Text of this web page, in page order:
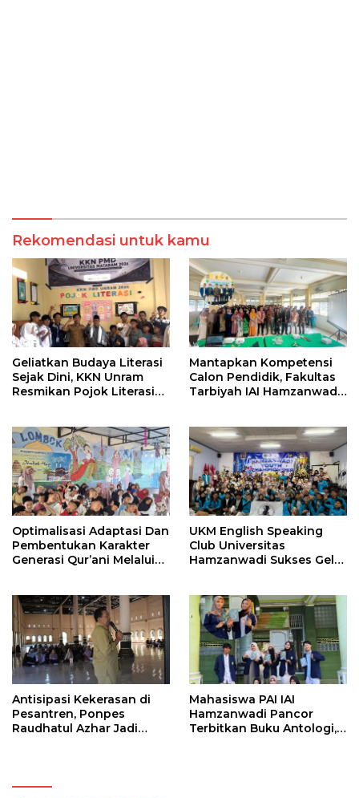
Rekomendasi untuk kamu
Geliatkan Budaya Literasi
Sejak Dini, KKN Unram
Resmikan Pojok Literasi
Mantapkan Kompetensi
Calon Pendidik, Fakultas
Tarbiyah IAI Hamzanwadi
Optimalisasi Adaptasi Dan
Pembentukan Karakter
Generasi Qur’ani Melalui
Tahun Ajaran 2026/2027
UKM English Speaking
Club Universitas
Hamzanwadi Sukses Gelar
Hadirkan Ratusan Peserta
dari Seluruh Indonesia
Antisipasi Kekerasan di
Pesantren, Ponpes
Raudhatul Azhar Jadi
Mahasiswa PAI IAI
Hamzanwadi Pancor
Terbitkan Buku Antologi,